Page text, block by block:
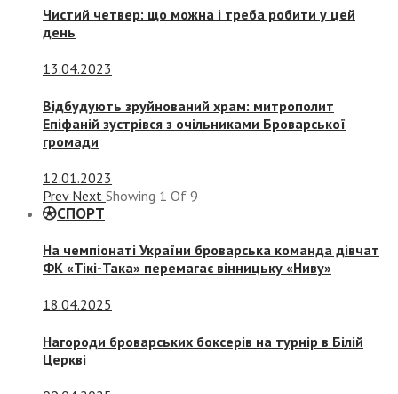
Чистий четвер: що можна і треба робити у цей
день
13.04.2023
Відбудують зруйнований храм: митрополит
Епіфаній зустрівся з очільниками Броварської
громади
12.01.2023
Prev Next Showing 1 Of 9
СПОРТ
На чемпіонаті України броварська команда дівчат
ФК «Тікі-Така» перемагає вінницьку «Ниву»
18.04.2025
Нагороди броварських боксерів на турнір в Білій
Церкві